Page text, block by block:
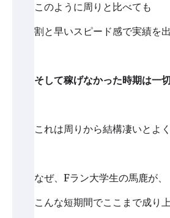
このように周りと比べても
割と早いスピード感で実績を
そして稼げなかった時期は一
これは周りから結構凄いとよ
なぜ、Fラン大学生の馬鹿が、
こんな短期間でここまで成り